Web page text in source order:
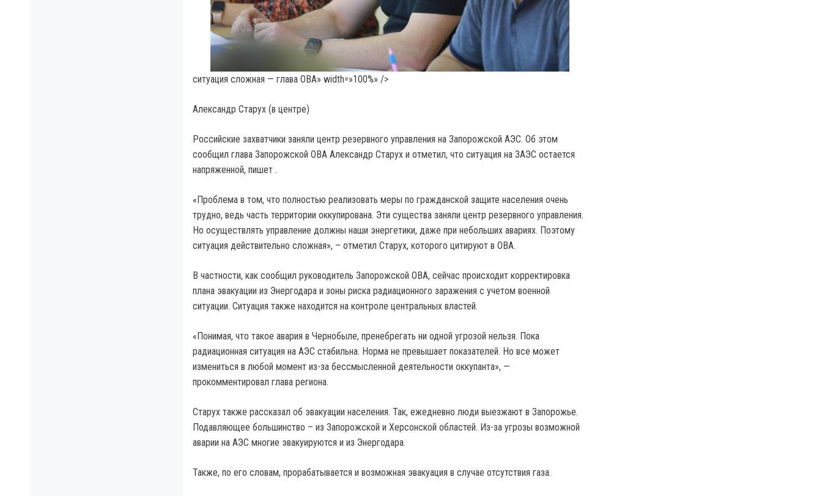
ситуация сложная — глава ОВА» width=»100%» />
Александр Старух (в центре)
Российские захватчики заняли центр резервного управления на Запорожской АЭС. Об этом
сообщил глава Запорожской ОВА Александр Старух и отметил, что ситуация на ЗАЭС остается
напряженной, пишет .
«Проблема в том, что полностью реализовать меры по гражданской защите населения очень
трудно, ведь часть территории оккупирована. Эти существа заняли центр резервного управления.
Но осуществлять управление должны наши энергетики, даже при небольших авариях. Поэтому
ситуация действительно сложная», – отметил Старух, которого цитируют в ОВА.
В частности, как сообщил руководитель Запорожской ОВА, сейчас происходит корректировка
плана эвакуации из Энергодара и зоны риска радиационного заражения с учетом военной
ситуации. Ситуация также находится на контроле центральных властей.
«Понимая, что такое авария в Чернобыле, пренебрегать ни одной угрозой нельзя. Пока
радиационная ситуация на АЭС стабильна. Норма не превышает показателей. Но все может
измениться в любой момент из-за бессмысленной деятельности оккупанта», —
прокомментировал глава региона.
Старух также рассказал об эвакуации населения. Так, ежедневно люди выезжают в Запорожье.
Подавляющее большинство – из Запорожской и Херсонской областей. Из-за угрозы возможной
аварии на АЭС многие эвакуируются и из Энергодара.
Также, по его словам, прорабатывается и возможная эвакуация в случае отсутствия газа.